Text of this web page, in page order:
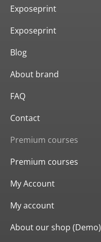
Exposeprint
Exposeprint
Blog
About brand
FAQ
Contact
Premium courses
Premium courses
My Account
My account
About our shop (Demo)